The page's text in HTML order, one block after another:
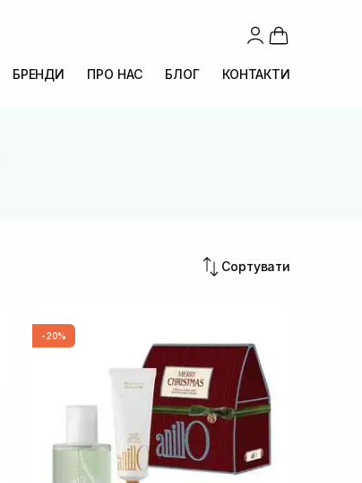
БРЕНДИ ПРО НАС БЛОГ КОНТАКТИ
Сортувати
-20%